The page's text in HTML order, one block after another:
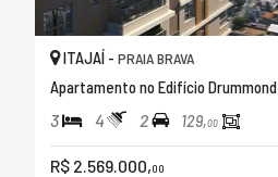
ITAJAÍ - PRAIA BRAVA
Apartamento no Edifício Drummond
3 4 2 129,00
R$ 2.569.000,00